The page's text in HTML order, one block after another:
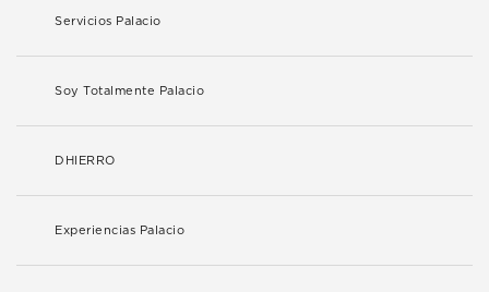
Servicios Palacio
Soy Totalmente Palacio
DHIERRO
Experiencias Palacio